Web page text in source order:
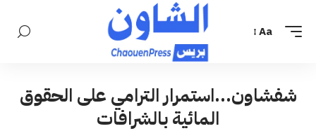
Aa
شفشاون…استمرار الترامي على الحقوق
المائية بالشرافات